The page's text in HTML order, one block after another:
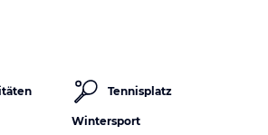
Tennisplatz
Wintersport